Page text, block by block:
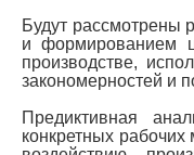
Будут рассмотрены
и формированием
производстве,
закономерностей и
Предиктивная
конкретных